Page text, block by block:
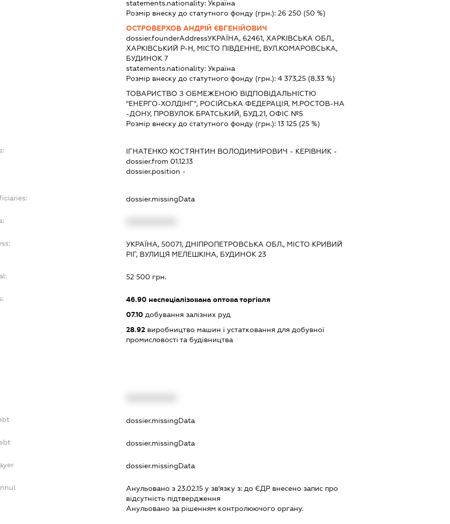
statements.nationality: Україна
Розмір внеску до статутного фонду (грн.): 26 250 (50 %)
ОСТРОВЕРХОВ АНДРІЙ ЄВГЕНІЙОВИЧ
dossier.founderAddressУКРАЇНА, 62461, ХАРКІВСЬКА ОБЛ.,
ХАРКІВСЬКИЙ Р-Н, МІСТО ПІВДЕННЕ, ВУЛ.КОМАРОВСЬКА,
БУДИНОК 7
statements.nationality: Україна
Розмір внеску до статутного фонду (грн.): 4 373,25(8.33 %)
ТОВАРИСТВО З ОБМЕЖЕНОЮ ВІДПОВІДАЛЬНІСТЮ
"ЕНЕРГО-ХОЛДІНГ", РОСІЙСЬКА ФЕДЕРАЦІЯ, М.РОСТОВ-НА
-ДОНУ, ПРОВУЛОК БРАТСЬКИЙ, БУД.21, ОФІС №5
Розмір внеску до статутного фонду (грн.): 13 125(25 %)
ІГНАТЕНКО КОСТЯНТИН ВОЛОДИМИРОВИЧ - КЕРІВНИК-
dossier.from 01.12.13
dossier.position -
dossier.missingData
УКРАЇНА, 50071, ДНІПРОПЕТРОВСЬКА ОБЛ., МІСТО КРИВИЙ
РІГ, ВУЛИЦЯ МЕЛЕШКІНА, БУДИНОК 23
52 500 грн.
46.90неспеціалізована оптова торгівля
07.10добування залізних руд
28.92виробництво машин і устатковання для добувної
промисловості та будівництва
dossier.missingData
dossier.missingData
dossier.missingData
Анульовано з 23.02.15 у зв'язку з: до ЄДР внесено запис про
вiдсутнiсть пiдтвердження
Анульовано за рiшенням контролюючого органу.